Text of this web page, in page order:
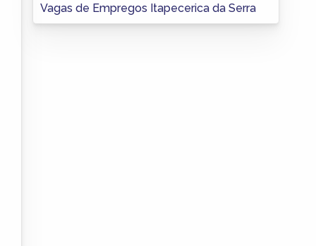
Vagas de Empregos Itapecerica da Serra